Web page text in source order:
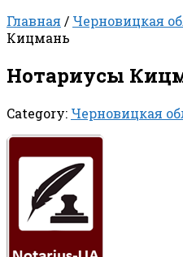
Главная / Черновицкая
Кицмань
Нотариусы
Category: Черновицкая